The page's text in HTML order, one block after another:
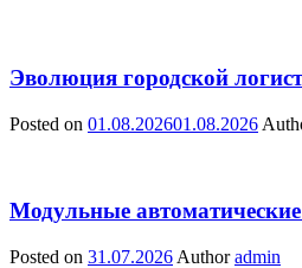
Эволюция городской
Posted on 01.08.202601.08.2026
Модульные
Posted on 31.07.2026 Author admin